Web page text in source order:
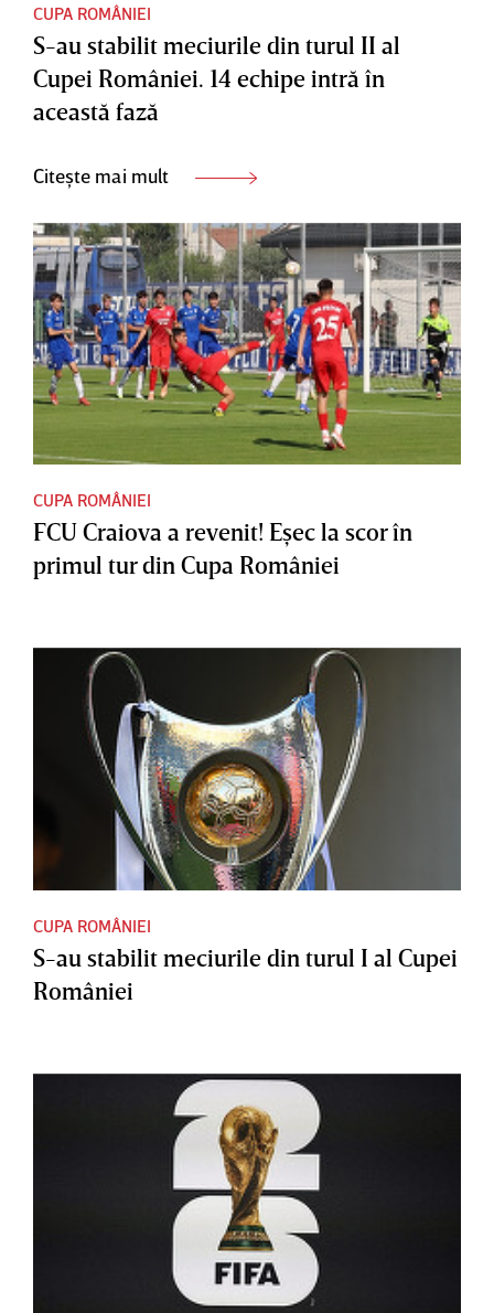
CUPA ROMÂNIEI
S-au stabilit meciurile din turul II al
Cupei României. 14 echipe intră în
această fază
Citește mai mult
CUPA ROMÂNIEI
FCU Craiova a revenit! Eşec la scor în
primul tur din Cupa României
CUPA ROMÂNIEI
S-au stabilit meciurile din turul I al Cupei
României